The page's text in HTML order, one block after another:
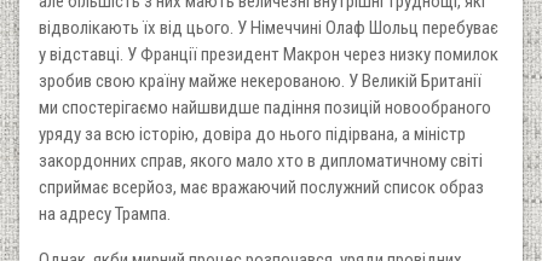
відволікають їх від цього. У Німеччині Олаф Шольц перебуває
у відставці. У Франції президент Макрон через низку помилок
зробив свою країну майже некерованою. У Великій Британії
ми спостерігаємо найшвидше падіння позицій новообраного
уряду за всю історію, довіра до нього підірвана, а міністр
закордонних справ, якого мало хто в дипломатичному світі
сприймає всерйоз, має вражаючий послужний список образ
на адресу Трампа.